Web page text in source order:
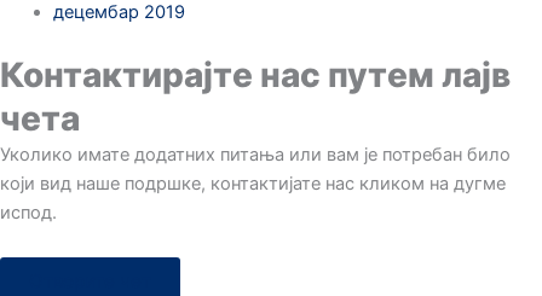
децембар 2019
Контактирајте нас путем лајв
чета
Уколико имате додатних питања или вам је потребан било
који вид наше подршке, контактијате нас кликом на дугме
испод.